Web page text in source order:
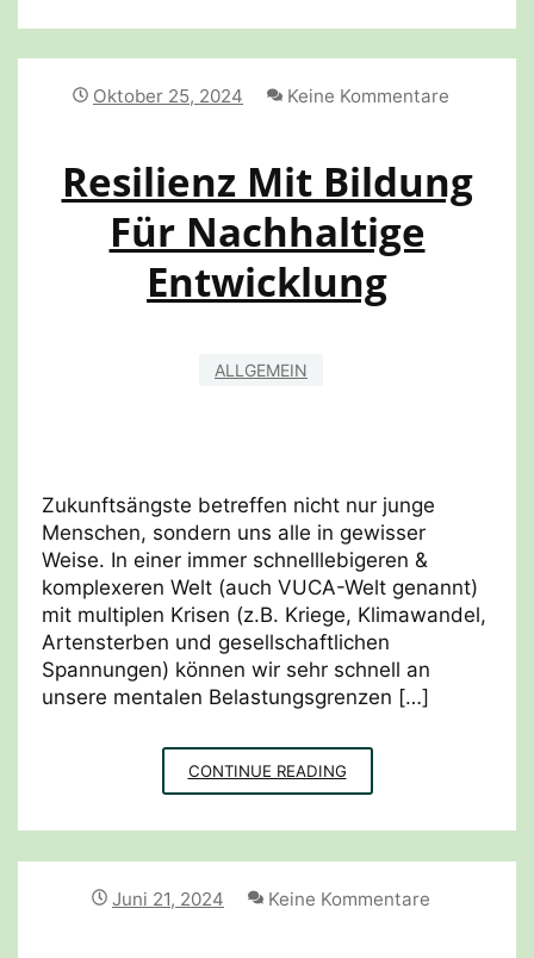
Oktober 25, 2024 Keine Kommentare
Resilienz Mit Bildung
Für Nachhaltige
Entwicklung
ALLGEMEIN
Zukunftsängste betreffen nicht nur junge
Menschen, sondern uns alle in gewisser
Weise. In einer immer schnelllebigeren &
komplexeren Welt (auch VUCA-Welt genannt)
mit multiplen Krisen (z.B. Kriege, Klimawandel,
Artensterben und gesellschaftlichen
Spannungen) können wir sehr schnell an
unsere mentalen Belastungsgrenzen […]
CONTINUE READINGRESILIENZ
MIT
FÜR
Juni 21, 2024 Keine Kommentare